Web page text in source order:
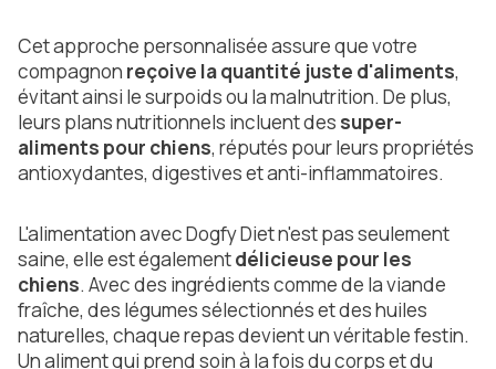
Cet approche personnalisée assure que votre
compagnon reçoive la quantité juste d'aliments,
évitant ainsi le surpoids ou la malnutrition. De plus,
leurs plans nutritionnels incluent des super-
aliments pour chiens, réputés pour leurs propriétés
antioxydantes, digestives et anti-inflammatoires.
L'alimentation avec Dogfy Diet n'est pas seulement
saine, elle est égalementdélicieuse pour les
chiens. Avec des ingrédients comme de la viande
fraîche, des légumes sélectionnés et des huiles
naturelles, chaque repas devient un véritable festin.
Un aliment qui prend soin à la fois du corps et du